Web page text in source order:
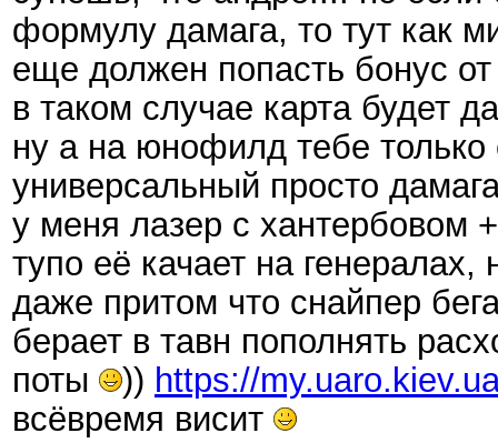
формулу дамага, то тут как
еще должен попасть бонус
в таком случае карта будет
ну а на юнофилд тебе
универсальный просто
у меня лазер с хантербовом
тупо её качает на
даже притом что снайпер
берает в тавн пополнять
поты
)) https://
всёвремя висит